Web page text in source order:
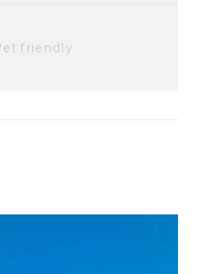
friendly